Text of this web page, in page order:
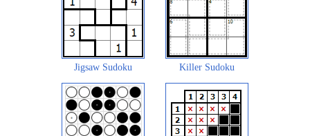
Jigsaw Sudoku Killer Sudoku